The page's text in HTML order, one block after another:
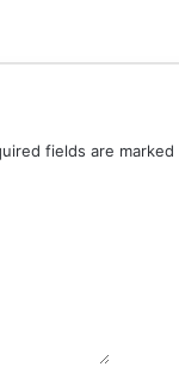
fields are marked